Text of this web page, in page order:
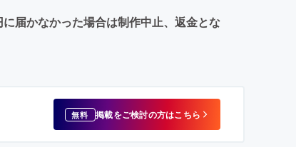
届かなかった場合は制作中止、返金とな
無料 掲載をご検討の方はこちら